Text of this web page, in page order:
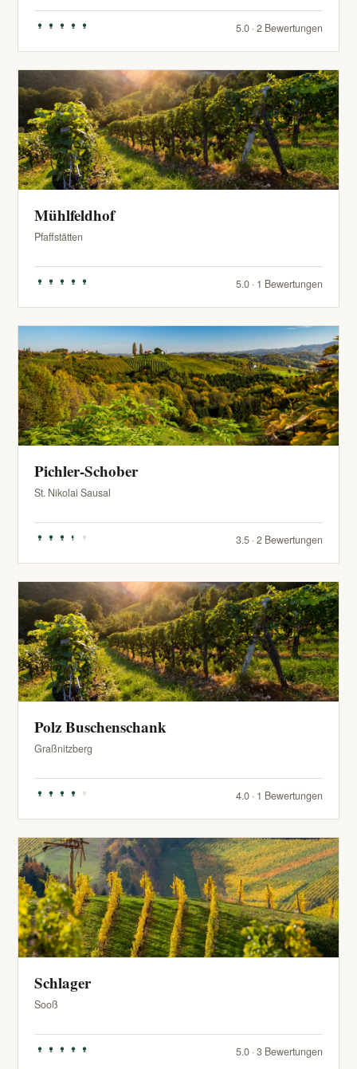
5.0 · 2 Bewertungen
Mühlfeldhof
Pfaffstätten
5.0 · 1 Bewertungen
Pichler-Schober
St. Nikolai Sausal
3.5 · 2 Bewertungen
Polz Buschenschank
Graßnitzberg
4.0 · 1 Bewertungen
Schlager
Sooß
5.0 · 3 Bewertungen